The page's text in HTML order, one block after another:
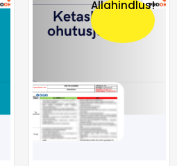
Allahindlus!